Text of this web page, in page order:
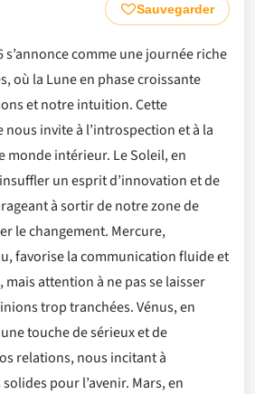
Sauvegarder
s’annonce comme une journée riche
où la Lune en phase croissante
et notre intuition. Cette
invite à l’introspection et à la
monde intérieur. Le Soleil, en
un esprit d’innovation et de
à sortir de notre zone de
le changement. Mercure,
favorise la communication fluide et
mais attention à ne pas se laisser
trop tranchées. Vénus, en
touche de sérieux et de
relations, nous incitant à
pour l’avenir. Mars, en